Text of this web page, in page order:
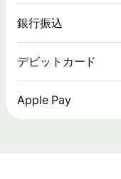
銀行振込
デビットカード
Apple Pay